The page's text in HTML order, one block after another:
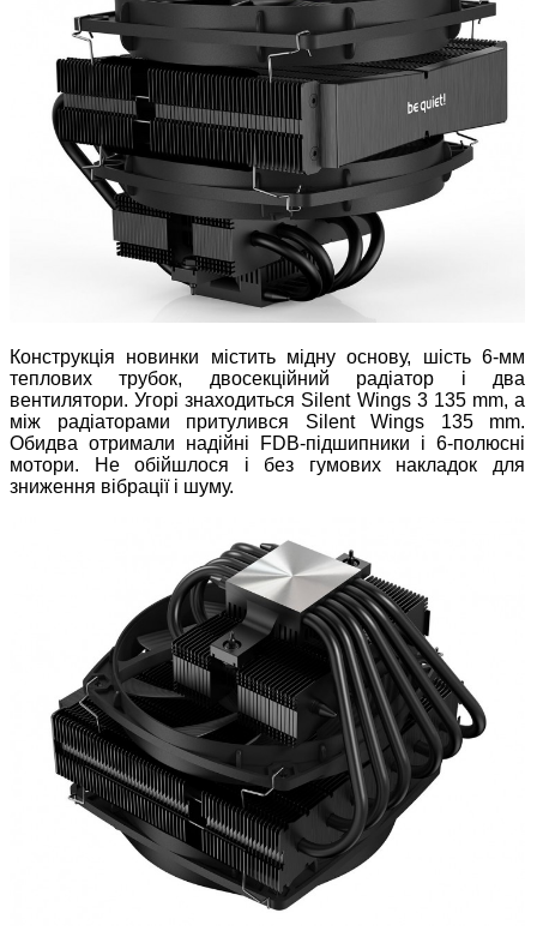
Конструкція новинки містить мідну основу, шість 6-мм
теплових трубок, двосекційний радіатор і два
вентилятори. Угорі знаходиться Silent Wings 3 135 mm, а
між радіаторами притулився Silent Wings 135 mm.
Обидва отримали надійні FDB-підшипники і 6-полюсні
мотори. Не обійшлося і без гумових накладок для
зниження вібрації і шуму.